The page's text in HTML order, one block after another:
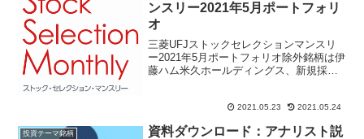
ンスリー2021年5月ポートフォリ
オ
三菱UFJストックセレクションマンスリ
ー2021年5月ポートフォリオ除外銘柄は伊
藤ハム米久ホールディングス、新規採用
2021.05.23 2021.05.24
投資テーマ銘柄
資料ダウンロード：アナリスト説